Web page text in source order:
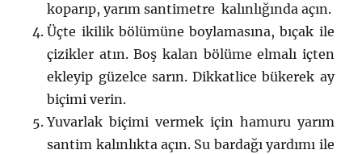
koparıp, yarım santimetre kalınlığında açın.
Üçte ikilik bölümüne boylamasına, bıçak ile
çizikler atın. Boş kalan bölüme elmalı içten
ekleyip güzelce sarın. Dikkatlice bükerek ay
biçimi verin.
Yuvarlak biçimi vermek için hamuru yarım
santim kalınlıkta açın. Su bardağı yardımı ile